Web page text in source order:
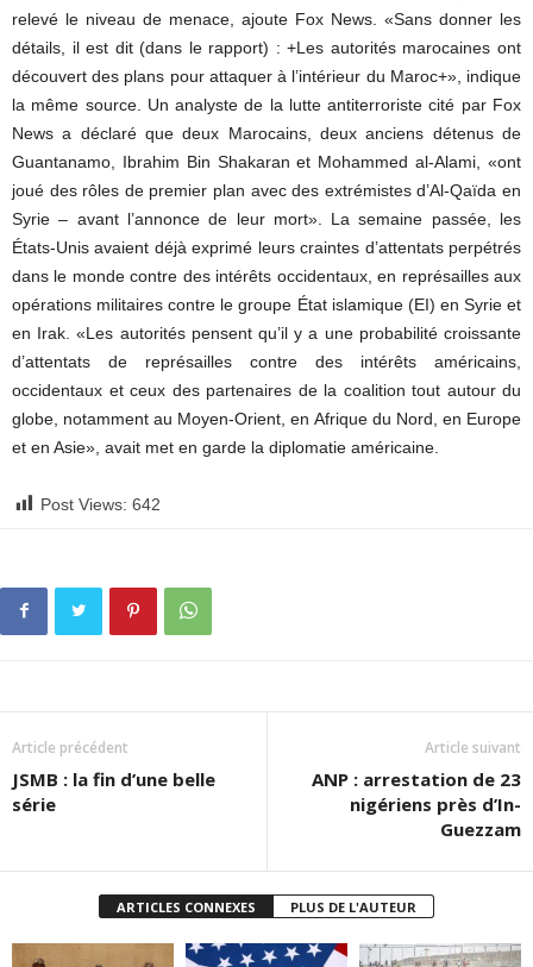
relevé le niveau de menace, ajoute Fox News. «Sans donner les
détails, il est dit (dans le rapport) : +Les autorités marocaines ont
découvert des plans pour attaquer à l’intérieur du Maroc+», indique
la même source. Un analyste de la lutte antiterroriste cité par Fox
News a déclaré que deux Marocains, deux anciens détenus de
Guantanamo, Ibrahim Bin Shakaran et Mohammed al-Alami, «ont
joué des rôles de premier plan avec des extrémistes d’Al-Qaïda en
Syrie – avant l’annonce de leur mort». La semaine passée, les
États-Unis avaient déjà exprimé leurs craintes d’attentats perpétrés
dans le monde contre des intérêts occidentaux, en représailles aux
opérations militaires contre le groupe État islamique (EI) en Syrie et
en Irak. «Les autorités pensent qu’il y a une probabilité croissante
d’attentats de représailles contre des intérêts américains,
occidentaux et ceux des partenaires de la coalition tout autour du
globe, notamment au Moyen-Orient, en Afrique du Nord, en Europe
et en Asie», avait met en garde la diplomatie américaine.
Post Views: 642
Article précédent
JSMB : la fin d’une belle
série
Article suivant
ANP : arrestation de 23
nigériens près d’In-
Guezzam
ARTICLES CONNEXES PLUS DE L'AUTEUR